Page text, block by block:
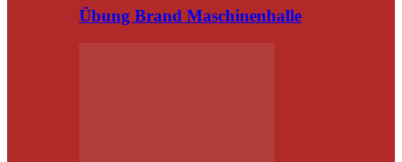
Übung Brand Maschinenhalle